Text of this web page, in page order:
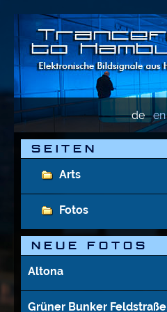
de en
S E I T E N
Arts
Fotos
N E U E   F O T O S
Altona
Grüner Bunker Feldstraße